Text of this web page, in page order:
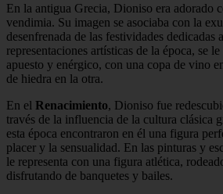
En la antigua Grecia, Dioniso era adorado
vendimia. Su imagen se asociaba con la
desenfrenada de las festividades dedicadas
representaciones artísticas de la época, se
apuesto y enérgico, con una copa de vino
de hiedra en la otra.
En el Renacimiento, Dioniso fue
través de la influencia de la cultura clásica
esta época encontraron en él una figura
placer y la sensualidad. En las pinturas y
le representa con una figura atlética,
disfrutando de banquetes y bailes.